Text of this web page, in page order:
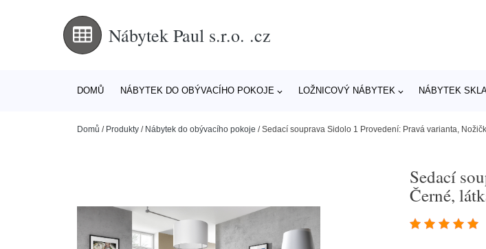
Nábytek Paul s.r.o. .cz
DOMŮ NÁBYTEK DO OBÝVACÍHO POKOJE LOŽNICOVÝ NÁBYTEK NÁBYTEK
Domů / Produkty / Nábytek do obývacího pokoje /Sedací souprava Sidolo 1 Provedení: Pravá varianta,
Sedací
Černé,